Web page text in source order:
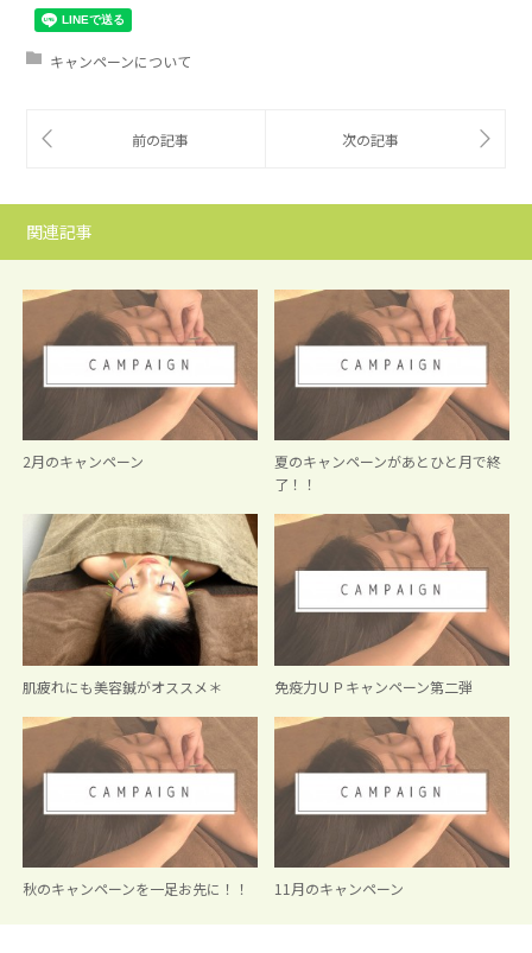
キャンペーンについて
関連記事
2月のキャンペーン
夏のキャンペーンがあとひと月で終
了！！
肌疲れにも美容鍼がオススメ＊ 免疫力ＵＰキャンペーン第二弾
秋のキャンペーンを一足お先に！！ 11月のキャンペーン